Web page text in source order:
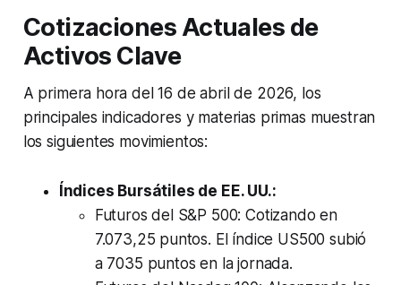
Cotizaciones Actuales de
Activos Clave
A primera hora del 16 de abril de 2026, los
principales indicadores y materias primas muestran
los siguientes movimientos:
Índices Bursátiles de EE. UU.:
Futuros del S&P 500: Cotizando en
7.073,25 puntos. El índice US500 subió
a 7035 puntos en la jornada.